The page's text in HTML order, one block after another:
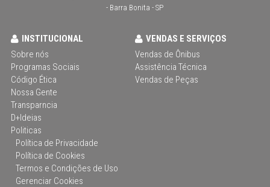
- Barra Bonita - SP
INSTITUCIONAL
Sobre nós
Programas Sociais
Código Ética
Nossa Gente
Transparncia
D+Ideias
Politicas
Política de Privacidade
Política de Cookies
Termos e Condições de Uso
Gerenciar Cookies
VENDAS E SERVIÇOS
Vendas de Ônibus
Assistência Técnica
Vendas de Peças